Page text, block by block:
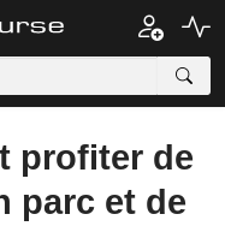
profiter de
parc et de